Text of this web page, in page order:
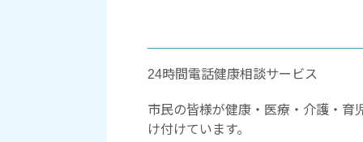
24時間電話健康相談サービス
市民の皆様が健康・医療・介護・育
け付けています。